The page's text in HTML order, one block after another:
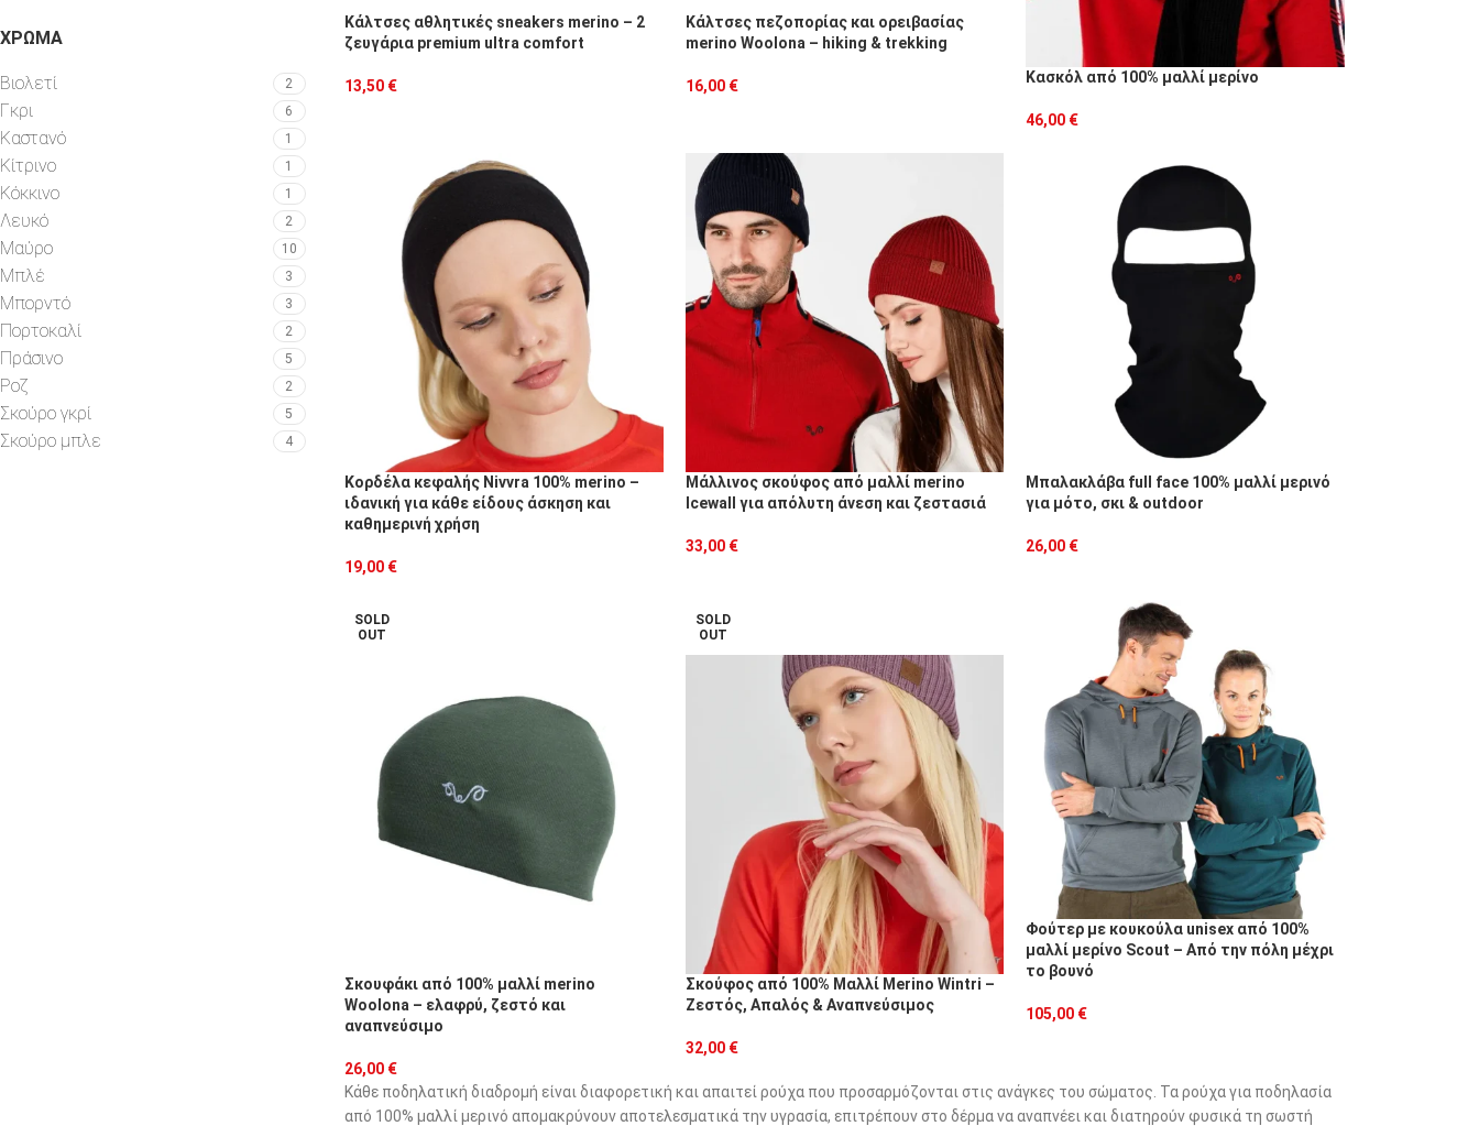
ΧΡΏΜΑ
Βιολετί 2
Γκρι 6
Καστανό 1
Κίτρινο 1
Κόκκινο 1
Λευκό 2
Μαύρο 10
Μπλέ 3
Μπορντό 3
Πορτοκαλί 2
Πράσινο 5
Ροζ 2
Σκούρο γκρί 5
Σκούρο μπλε 4
Κάλτσες αθλητικές sneakers merino – 2
ζευγάρια premium ultra comfort
13,50 €
Κάλτσες πεζοπορίας και ορειβασίας
merino Woolona – hiking & trekking
16,00 € Κασκόλ από 100% μαλλί μερίνο
46,00 €
Κορδέλα κεφαλής Nivvra 100% merino –
ιδανική για κάθε είδους άσκηση και
καθημερινή χρήση
19,00 €
Μάλλινος σκούφος από μαλλί merino
Icewall για απόλυτη άνεση και ζεστασιά
33,00 €
Μπαλακλάβα full face 100% μαλλί μερινό
για μότο, σκι & outdoor
26,00 €
SOLD
OUT
Σκουφάκι από 100% μαλλί merino
Woolona – ελαφρύ, ζεστό και
αναπνεύσιμο
26,00 €
SOLD
OUT
Σκούφος από 100% Μαλλί Merino Wintri –
Ζεστός, Απαλός & Αναπνεύσιμος
32,00 €
Φούτερ με κουκούλα unisex από 100%
μαλλί μερίνο Scout – Από την πόλη μέχρι
το βουνό
105,00 €
Κάθε ποδηλατική διαδρομή είναι διαφορετική και απαιτεί ρούχα που προσαρμόζονται στις ανάγκες του σώματος. Τα ρούχα για ποδηλασία
από 100% μαλλί μερινό απομακρύνουν αποτελεσματικά την υγρασία, επιτρέπουν στο δέρμα να αναπνέει και διατηρούν φυσικά τη σωστή